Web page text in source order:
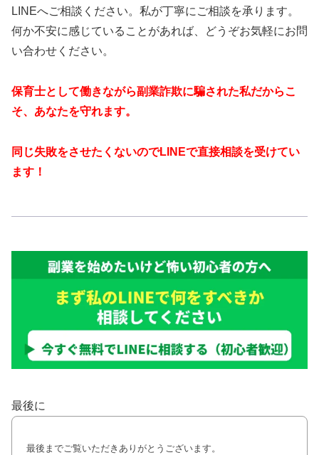
LINEへご相談ください。私が丁寧にご相談を承ります。
何か不安に感じていることがあれば、どうぞお気軽にお問
い合わせください。
保育士として働きながら副業詐欺に騙された私だからこ
そ、あなたを守れます。
同じ失敗をさせたくないのでLINEで直接相談を受けてい
ます！
最後に
最後までご覧いただきありがとうございます。